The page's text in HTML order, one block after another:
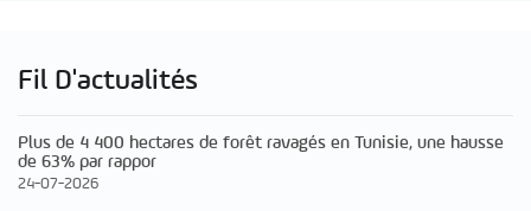
Fil D'actualités
Plus de 4 400 hectares de forêt ravagés en Tunisie, une hausse
de 63% par rappor
24-07-2026